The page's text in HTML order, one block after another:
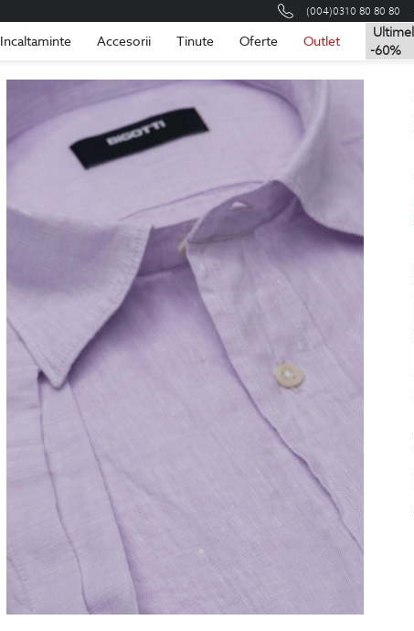
(004)0310 80 80 80
Incaltaminte Accesorii Tinute Oferte Outlet
-60%
Romania Romana